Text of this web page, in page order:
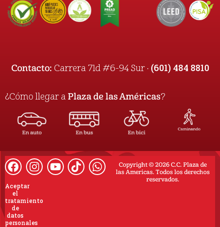
Contacto: Carrera 71d #6-94 Sur · (601) 484 8810
¿Cómo llegar a Plaza de las Américas?
Copyright © 2026 C.C. Plaza de
las Americas. Todos los derechos
reservados.
Aceptar
el
tratamiento
de
datos
personales